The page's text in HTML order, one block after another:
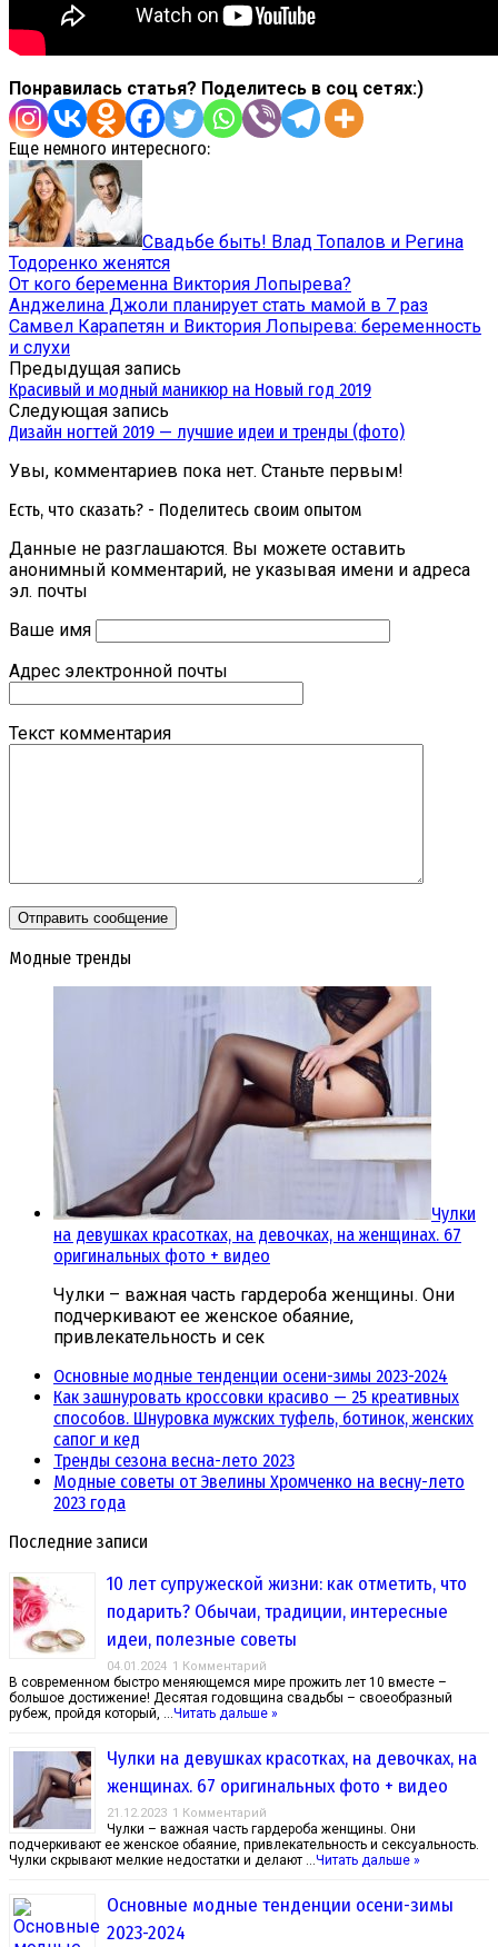
Понравилась статья? Поделитесь в соц сетях:)
Еще немного интересного:
Свадьбе быть! Влад Топалов и Регина
Тодоренко женятся
От кого беременна Виктория Лопырева?
Анджелина Джоли планирует стать мамой в 7 раз
Самвел Карапетян и Виктория Лопырева: беременность
и слухи
Предыдущая запись
Красивый и модный маникюр на Новый год 2019
Следующая запись
Дизайн ногтей 2019 — лучшие идеи и тренды (фото)
Увы, комментариев пока нет. Станьте первым!
Есть, что сказать? - Поделитесь своим опытом
Данные не разглашаются. Вы можете оставить
анонимный комментарий, не указывая имени и адреса
эл. почты
Ваше имя
Адрес электронной почты
Текст комментария
Модные тренды
Чулки
на девушках красотках, на девочках, на женщинах. 67
оригинальных фото + видео
Чулки – важная часть гардероба женщины. Они
подчеркивают ее женское обаяние,
привлекательность и сек
Основные модные тенденции осени-зимы 2023-2024
Как зашнуровать кроссовки красиво — 25 креативных
способов. Шнуровка мужских туфель, ботинок, женских
сапог и кед
Тренды сезона весна-лето 2023
Модные советы от Эвелины Хромченко на весну-лето
2023 года
Последние записи
10 лет супружеской жизни: как отметить, что
подарить? Обычаи, традиции, интересные
идеи, полезные советы
04.01.2024 1 Комментарий
В современном быстро меняющемся мире прожить лет 10 вместе –
большое достижение! Десятая годовщина свадьбы – своеобразный
рубеж, пройдя который, …Читать дальше »
Чулки на девушках красотках, на девочках, на
женщинах. 67 оригинальных фото + видео
21.12.2023 1 Комментарий
Чулки – важная часть гардероба женщины. Они
подчеркивают ее женское обаяние, привлекательность и сексуальность.
Чулки скрывают мелкие недостатки и делают …Читать дальше »
Основные модные тенденции осени-зимы
2023-2024